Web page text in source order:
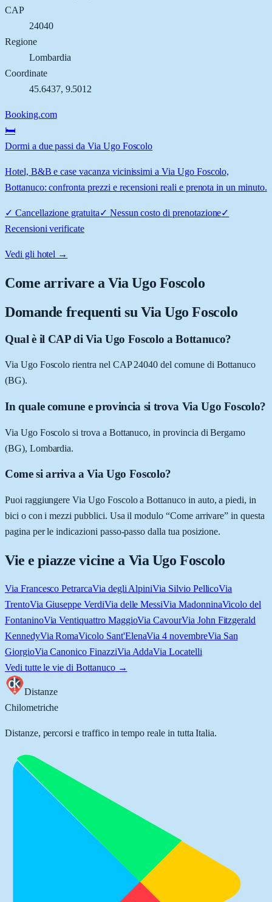
CAP
24040
Regione
Lombardia
Coordinate
45.6437, 9.5012
Booking.com
🛏️
Dormi a due passi da Via Ugo Foscolo
Hotel, B&B e case vacanza vicinissimi a Via Ugo Foscolo,
Bottanuco: confronta prezzi e recensioni reali e prenota in un minuto.
✓ Cancellazione gratuita✓ Nessun costo di prenotazione✓
Recensioni verificate
Vedi gli hotel →
Come arrivare aVia Ugo Foscolo
Domande frequenti su Via Ugo Foscolo
Qual è il CAP di Via Ugo Foscolo a Bottanuco?
Via Ugo Foscolo rientra nel CAP 24040 del comune di Bottanuco
(BG).
In quale comune e provincia si trova Via Ugo Foscolo?
Via Ugo Foscolo si trova a Bottanuco, in provincia di Bergamo
(BG), Lombardia.
Come si arriva a Via Ugo Foscolo?
Puoi raggiungere Via Ugo Foscolo a Bottanuco in auto, a piedi, in
bici o con i mezzi pubblici. Usa il modulo “Come arrivare” in questa
pagina per le indicazioni passo-passo dalla tua posizione.
Vie e piazze vicine a Via Ugo Foscolo
Via Francesco PetrarcaVia degli AlpiniVia Silvio PellicoVia
TrentoVia Giuseppe VerdiVia delle MessiVia MadonninaVicolo del
FontaninoVia Ventiquattro MaggioVia CavourVia John Fitzgerald
KennedyVia RomaVicolo Sant'ElenaVia 4 novembreVia San
GiorgioVia Canonico FinazziVia AddaVia Locatelli
Vedi tutte le vie di Bottanuco→
Distanze
Chilometriche
Distanze, percorsi e traffico in tempo reale in tutta Italia.